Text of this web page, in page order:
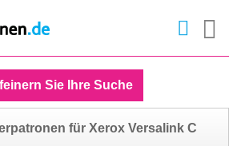
Sie Ihre Suche
für Xerox Versalink C